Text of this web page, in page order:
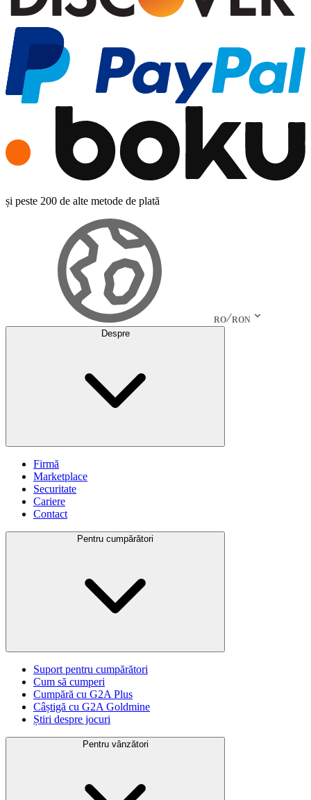
și peste 200 de alte metode de plată
RO RON
Despre
Firmă
Marketplace
Securitate
Cariere
Contact
Pentru cumpărători
Suport pentru cumpărători
Cum să cumperi
Cumpără cu G2A Plus
Câștigă cu G2A Goldmine
Știri despre jocuri
Pentru vânzători